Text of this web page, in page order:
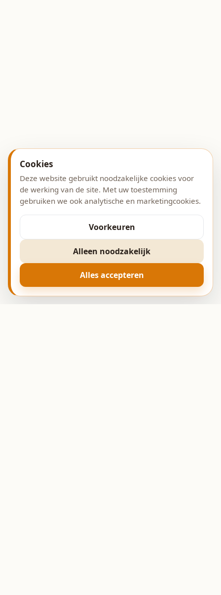
Cookies
Deze website gebruikt noodzakelijke cookies voor
de werking van de site. Met uw toestemming
gebruiken we ook analytische en marketingcookies.
Voorkeuren
Alleen noodzakelijk
Alles accepteren